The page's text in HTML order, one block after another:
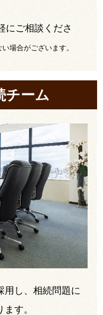
にご相談くださ
場合がございます。
チーム
用し、相続問題に
す。